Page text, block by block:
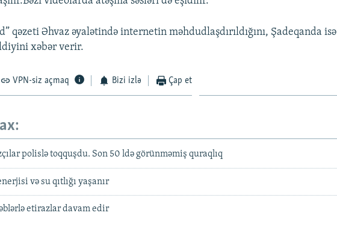
qəzeti Əhvaz əyalətində internetin məhdudlaşdırıldığını, Şadeqanda isə
xəbər verir.
VPN-siz açmaq Bizi izlə Çap et
polislə toqquşdu. Son 50 ldə görünməmiş quraqlıq
və su qıtlığı yaşanır
etirazlar davam edir